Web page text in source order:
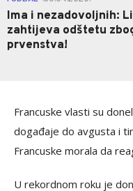
Ima i nezadovoljnih:
zahtijeva odštetu
prvenstva!
Francuske vlasti su
događaje do avgusta i
Francuske morala da
U rekordnom roku je